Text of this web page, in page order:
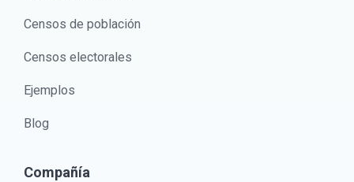
Censos de población
Censos electorales
Ejemplos
Blog
Compañía